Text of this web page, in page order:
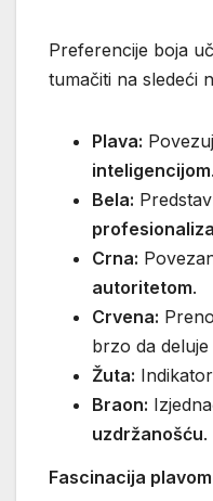
Preferencije boja
tumačiti na sledeći
Plava:
inteligencijom.
Bela:
Crna:
autoritetom.
Crvena:
brzo da deluje
Žuta:
Braon:
uzdržanošću.
Fascinacija plavom